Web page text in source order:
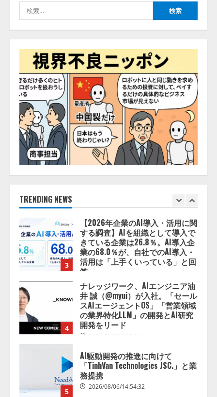
索:
TRENDING NEWS
2026/08/07/10:54:31
5
「TinhVan Technologies JSC.」と業
務提携
2026/08/06/14:54:32
1
【開催報告】次世代AIプラットフ
ォーム「TAIZA」および新サービ
スに関する記者発表会を開催
2026/08/07/17:53:45
2
lmessage、MCP接続機能を強化
し、AIから設定操作できる機能を
3
【2026年企業のAI導入・活用に関
する調査】AIを組織として導入で
きている企業は26.8％。AI導入企
業の68.0％が、自社でのAI導入・
活用は「上手くいっている」と回
答
2026/08/07/13:53:50
4
ナレッジワーク、AIエンジニア油
井 誠（@myui）が入社。「セール
スAIエージェントOS」「営業領域
の業界特化LLM」の開発とAI研究
開発をリード
2026/08/07/10:54:31
5
AI駆動開発の推進に向けて
「TinhVan Technologies JSC.」と業
務提携
2026/08/06/14:54:32